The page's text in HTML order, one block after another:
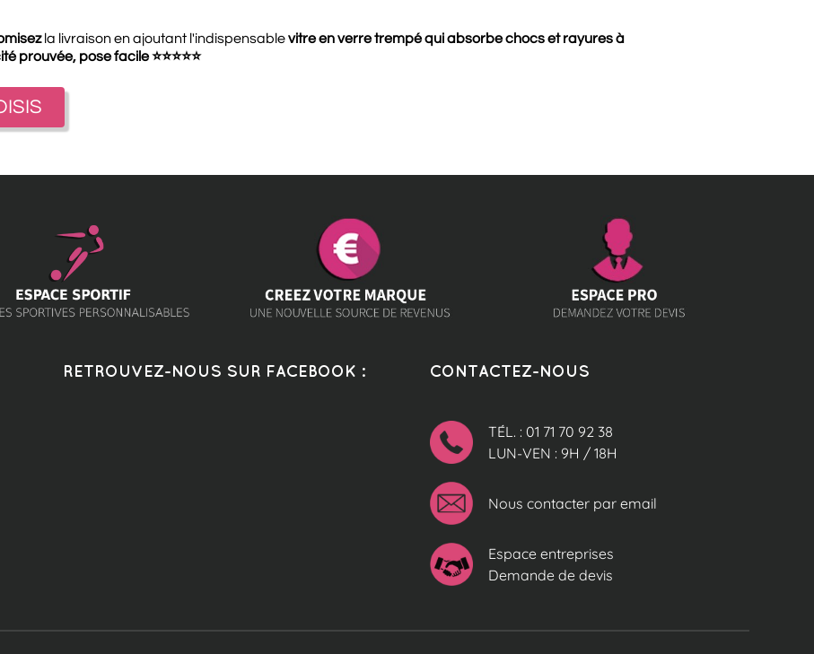
la livraison en ajoutant l'indispensablevitre en verre trempé qui absorbe chocs et rayures à
prouvée, pose facile⭐⭐⭐⭐⭐
RETROUVEZ-NOUS SUR FACEBOOK : CONTACTEZ-NOUS
TÉL. : 01 71 70 92 38
LUN-VEN : 9H / 18H
Nous contacter par email
Espace entreprises
Demande de devis